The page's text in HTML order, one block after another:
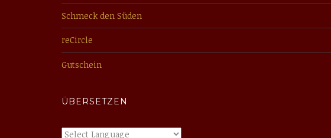
Schmeck den Süden
reCircle
Gutschein
ÜBERSETZEN